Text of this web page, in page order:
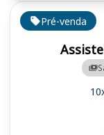
Pré-venda